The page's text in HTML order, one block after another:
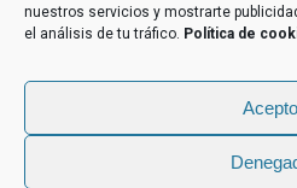
nuestros servicios y mostrarte
el análisis de tu tráfico. Política de
Acepto